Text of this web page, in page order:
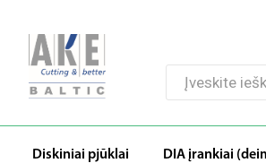
Diskiniai pjūklai DIA įrankiai